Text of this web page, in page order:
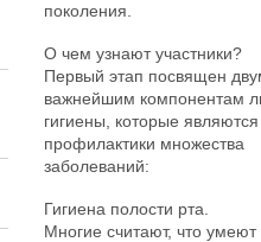
поколения.
О чем узнают участники?
Первый этап посвящен
важнейшим компонентам
гигиены, которые
профилактики множества
заболеваний:
Гигиена полости рта.
Многие считают, что умеют